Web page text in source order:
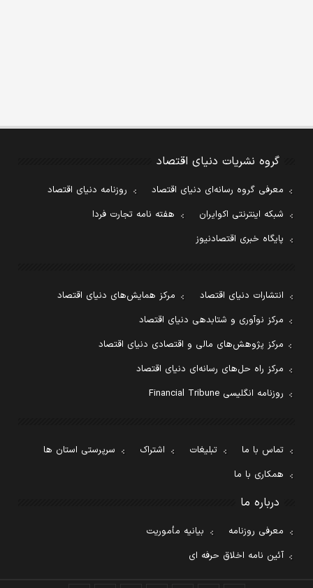
گروه نشریات دنیای اقتصاد
معرفی گروه رسانه‌ای دنیای اقتصاد
روزنامه دنیای اقتصاد
شبکه اینترنتی اکوایران
هفته نامه تجارت فردا
پایگاه خبری اقتصادنیوز
انتشارات دنیای اقتصاد
مرکز همایش‌های دنیای اقتصاد
مرکز نوآوری و شتابدهی دنیای اقتصاد
مرکز پژوهش‌های مالی و اقتصادی دنیای اقتصاد
مرکز راه حل‌های رسانه‌ای دنیای اقتصاد
روزنامه انگلیسی Financial Tribune
تماس با ما تبلیغات اشتراک
سرپرستی استان ها
همکاری با ما
درباره ما
معرفی روزنامه
بیانیه مأموریت
آئین نامه اخلاق حرفه ای